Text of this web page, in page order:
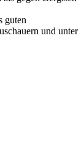
guten
und unter